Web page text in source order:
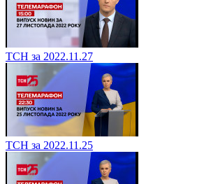
ТСН за 2022.11.27
ТСН за 2022.11.25